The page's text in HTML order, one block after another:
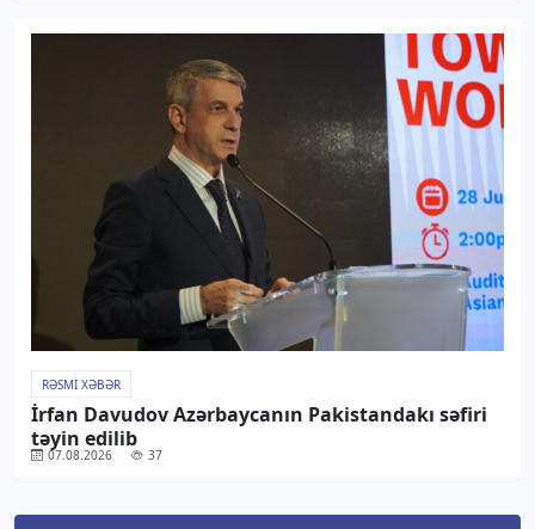
RƏSMI XƏBƏR
İrfan Davudov Azərbaycanın Pakistandakı səfiri
təyin edilib
07.08.2026 37